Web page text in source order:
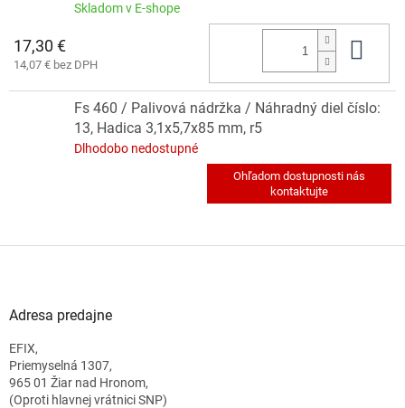
Skladom v E-shope
17,30 €
14,07 € bez DPH
Fs 460 / Palivová nádržka / Náhradný diel číslo:
13, Hadica 3,1x5,7x85 mm, r5
Dlhodobo nedostupné
Adresa predajne
EFIX,
Priemyselná 1307,
965 01 Žiar nad Hronom,
(Oproti hlavnej vrátnici SNP)